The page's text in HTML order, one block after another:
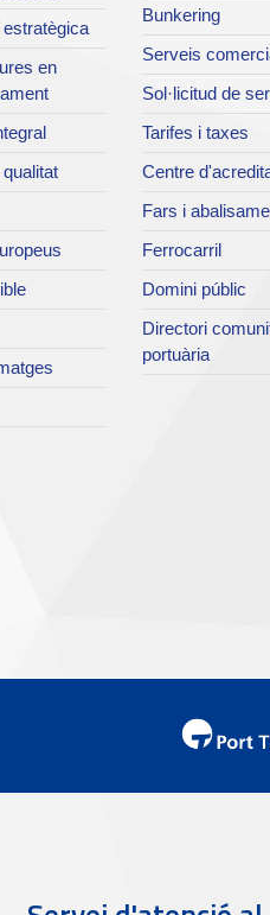
en
Bunkering
Serveis
Sol·licitud de
Tarifes i taxes
Centre
Fars i
Ferrocarril
Domini públic
Directori
portuària